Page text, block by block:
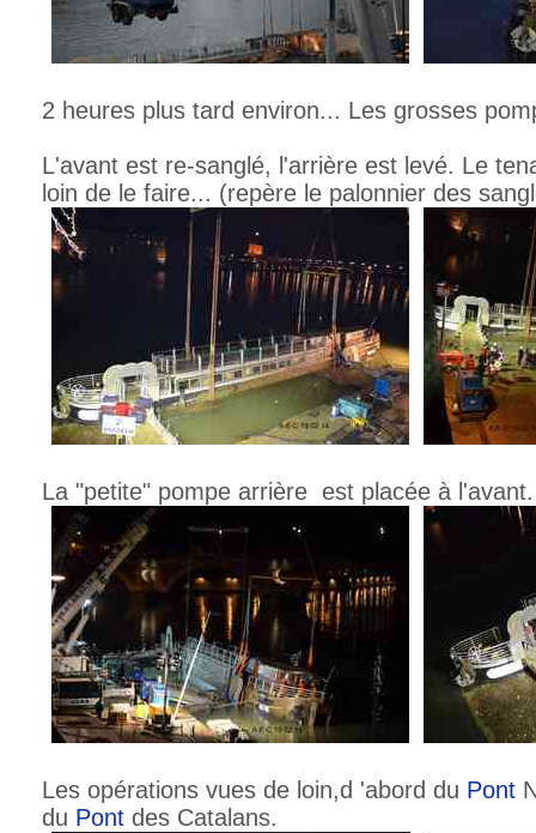
2 heures plus tard environ... Les grosses
L'avant est re-sanglé, l'arrière est levé. Le
loin de le faire... (repère le palonnier des
La "petite" pompe arrière est placée à l'avant.
Les opérations vues de loin,d 'abord du Pont
du Pont des Catalans.